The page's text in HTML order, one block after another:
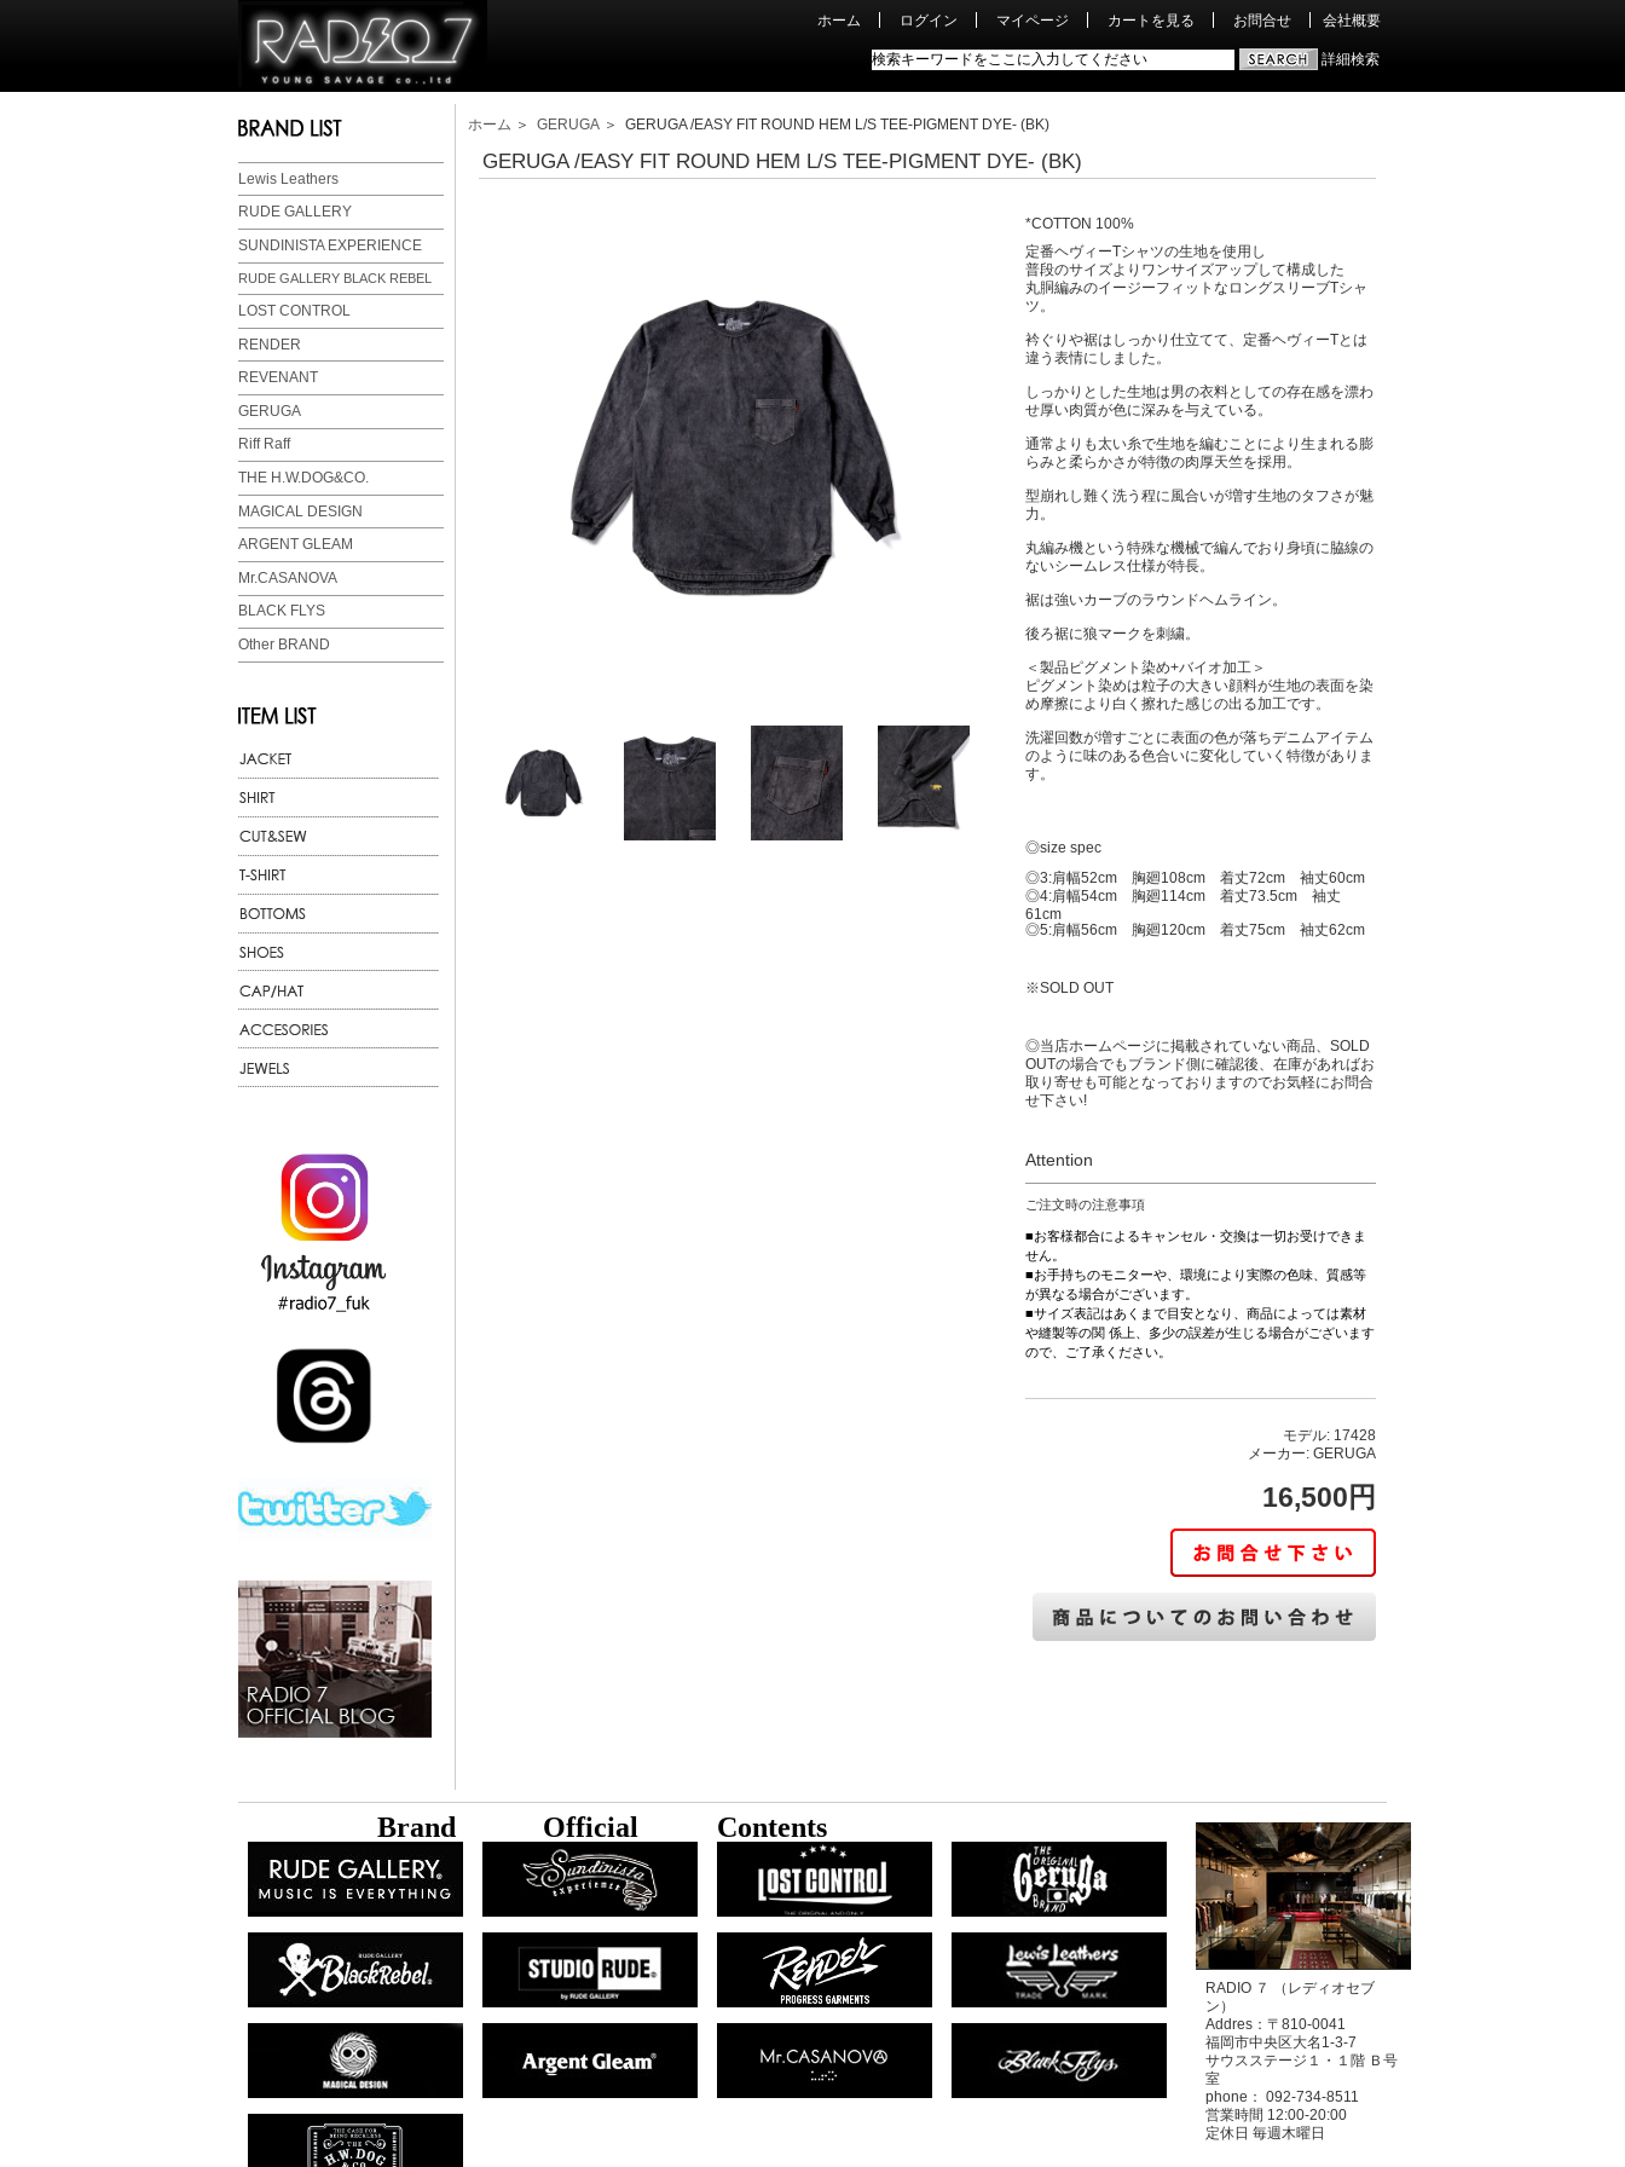
ホーム ログイン マイページ カートを見る お問合せ 会社概要
詳細検索
Lewis Leathers
RUDE GALLERY
SUNDINISTA EXPERIENCE
RUDE GALLERY BLACK REBEL
LOST CONTROL
RENDER
REVENANT
GERUGA
Riff Raff
THE H.W.DOG&CO.
MAGICAL DESIGN
ARGENT GLEAM
Mr.CASANOVA
BLACK FLYS
Other BRAND
ホーム ＞ GERUGA ＞ GERUGA /EASY FIT ROUND HEM L/S TEE-PIGMENT DYE- (BK)
GERUGA /EASY FIT ROUND HEM L/S TEE-PIGMENT DYE- (BK)
*COTTON 100%
定番ヘヴィーTシャツの生地を使用し
普段のサイズよりワンサイズアップして構成した
丸胴編みのイージーフィットなロングスリーブTシャ
ツ。
衿ぐりや裾はしっかり仕立てて、定番ヘヴィーTとは
違う表情にしました。
しっかりとした生地は男の衣料としての存在感を漂わ
せ厚い肉質が色に深みを与えている。
通常よりも太い糸で生地を編むことにより生まれる膨
らみと柔らかさが特徴の肉厚天竺を採用。
型崩れし難く洗う程に風合いが増す生地のタフさが魅
力。
丸編み機という特殊な機械で編んでおり身頃に脇線の
ないシームレス仕様が特長。
裾は強いカーブのラウンドヘムライン。
後ろ裾に狼マークを刺繍。
＜製品ピグメント染め+バイオ加工＞
ピグメント染めは粒子の大きい顔料が生地の表面を染
め摩擦により白く擦れた感じの出る加工です。
洗濯回数が増すごとに表面の色が落ちデニムアイテム
のように味のある色合いに変化していく特徴がありま
す。
◎size spec
◎3:肩幅52cm 胸廻108cm 着丈72cm 袖丈60cm
◎4:肩幅54cm 胸廻114cm 着丈73.5cm 袖丈
61cm
◎5:肩幅56cm 胸廻120cm 着丈75cm 袖丈62cm
※SOLD OUT
◎当店ホームページに掲載されていない商品、SOLD
OUTの場合でもブランド側に確認後、在庫があればお
取り寄せも可能となっておりますのでお気軽にお問合
せ下さい!
Attention
ご注文時の注意事項
■お客様都合によるキャンセル・交換は一切お受けできま
せん。
■お手持ちのモニターや、環境により実際の色味、質感等
が異なる場合がございます。
■サイズ表記はあくまで目安となり、商品によっては素材
や縫製等の関 係上、多少の誤差が生じる場合がございます
ので、ご了承ください。
モデル: 17428
メーカー: GERUGA
16,500円
Brand Official Contents
RADIO ７ （レディオセブ
ン）
Addres：〒810-0041
福岡市中央区大名1-3-7
サウスステージ１・１階 Ｂ号
室
phone： 092-734-8511
営業時間 12:00-20:00
定休日 毎週木曜日